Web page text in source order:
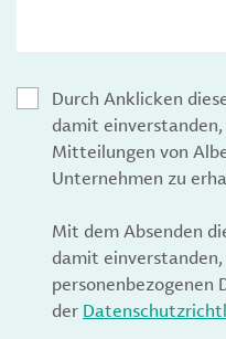
Durch Anklicken
damit
Mitteilungen von
Unternehmen zu
Mit dem Absenden
damit
personenbezogenen
der